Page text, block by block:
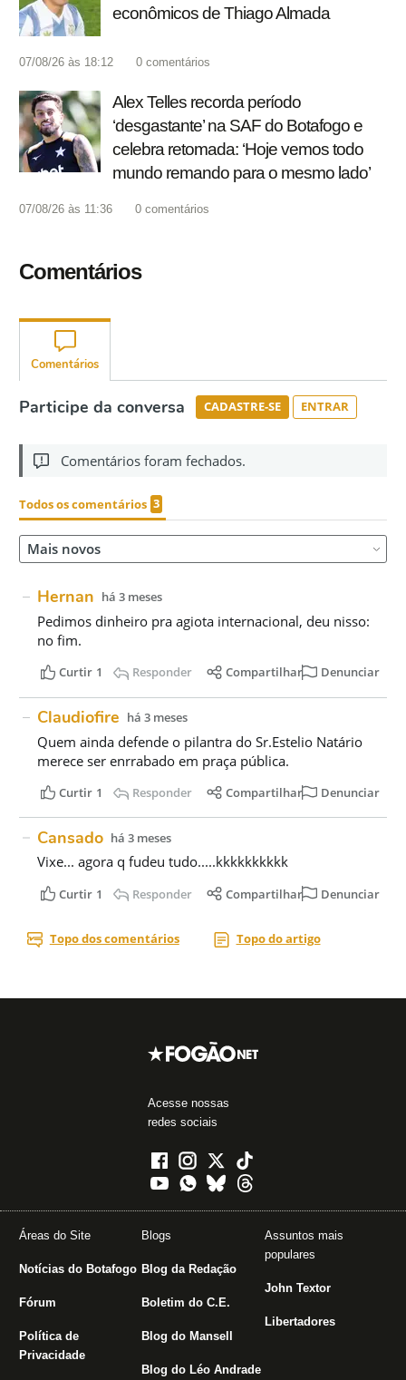
econômicos de Thiago Almada
07/08/26 às 18:12 0 comentários
Alex Telles recorda período
‘desgastante’ na SAF do Botafogo e
celebra retomada: ‘Hoje vemos todo
mundo remando para o mesmo lado’
07/08/26 às 11:36 0 comentários
Comentários
Acesse nossas
redes sociais
Áreas do Site
Notícias do Botafogo
Fórum
Política de
Privacidade
Blogs
Blog da Redação
Boletim do C.E.
Blog do Mansell
Blog do Léo Andrade
Assuntos mais
populares
John Textor
Libertadores